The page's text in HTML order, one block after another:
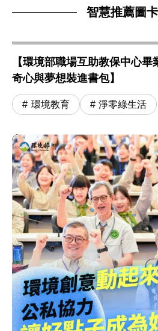
智慧推薦圖
【環境部職場互助教保中心
奇心與夢想裝進書包】
環境教育 淨零綠生活